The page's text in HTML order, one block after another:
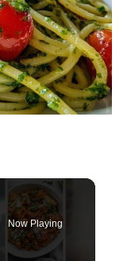
Now Playing